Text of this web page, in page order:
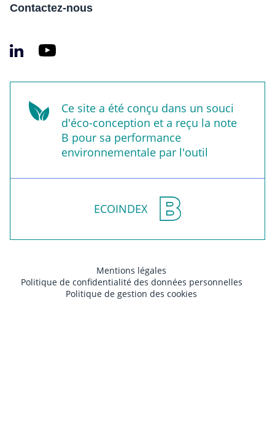
Contactez-nous
Ce site a été conçu dans un souci
d'éco-conception et a reçu la note
B pour sa performance
environnementale par l'outil
ECOINDEX
Mentions légales
Politique de confidentialité des données personnelles
Politique de gestion des cookies